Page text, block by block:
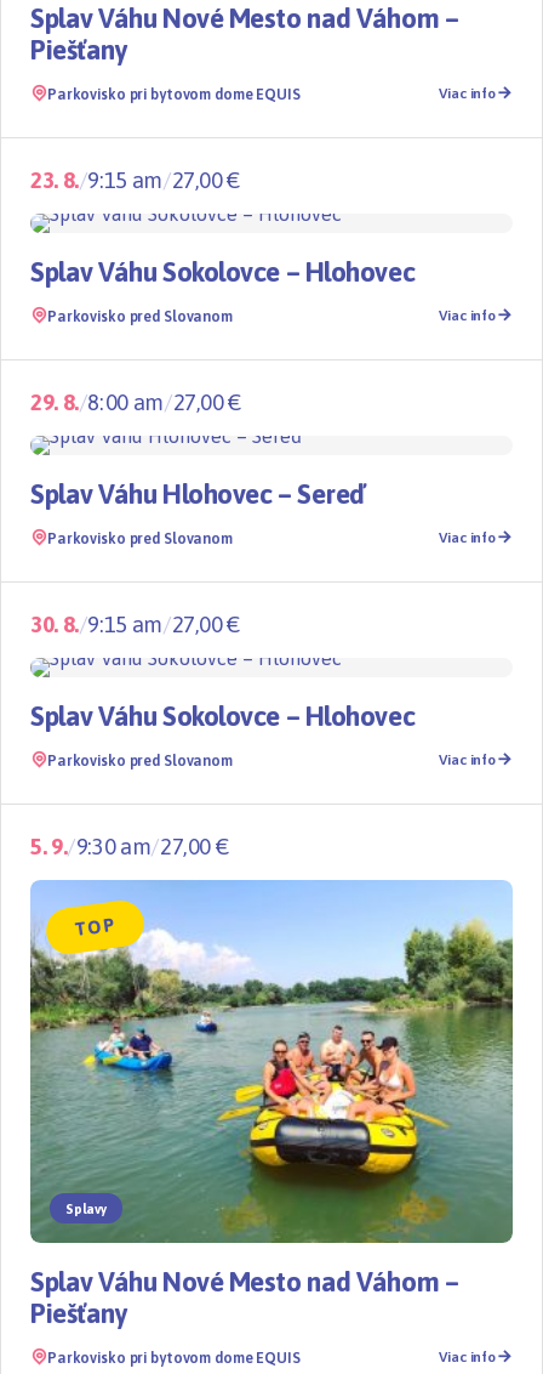
Splav Váhu Nové Mesto nad Váhom –
Piešťany
Parkovisko pri bytovom dome EQUIS Viac info
23. 8./9:15 am/27,00 €
TOP
Splav Váhu Sokolovce – Hlohovec
Parkovisko pred Slovanom Viac info
29. 8./8:00 am/27,00 €
TOP
Splav Váhu Hlohovec – Sereď
Parkovisko pred Slovanom Viac info
30. 8./9:15 am/27,00 €
TOP
Splav Váhu Sokolovce – Hlohovec
Parkovisko pred Slovanom Viac info
5. 9./9:30 am/27,00 €
TOP
Splavy
Splav Váhu Nové Mesto nad Váhom –
Piešťany
Parkovisko pri bytovom dome EQUIS Viac info